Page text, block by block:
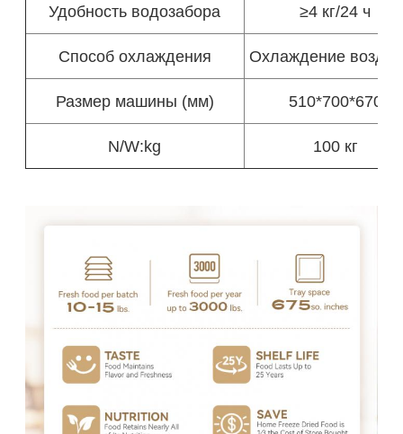
Удобность водозабора ≥4 кг/24 ч
Способ охлаждения Охлаждение
Размер машины (мм) 510*700*670
N/W:kg 100 кг